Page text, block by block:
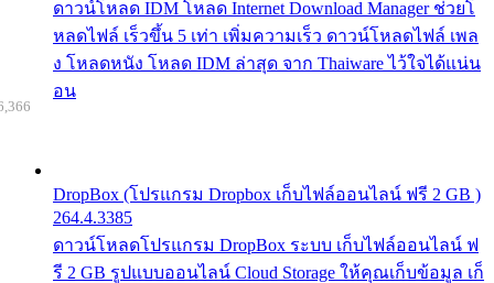
ดาวน์โหลด IDM โหลด Internet Download Manager ช่วยโ
หลดไฟล์ เร็วขึ้น 5 เท่า เพิ่มความเร็ว ดาวน์โหลดไฟล์ เพล
ง โหลดหนัง โหลด IDM ล่าสุด จาก Thaiware ไว้ใจได้แน่น
อน
DropBox (โปรแกรม Dropbox เก็บไฟล์ออนไลน์ ฟรี 2 GB )
264.4.3385
ดาวน์โหลดโปรแกรม DropBox ระบบ เก็บไฟล์ออนไลน์ ฟ
รี 2 GB รูปแบบออนไลน์ Cloud Storage ให้คุณเก็บข้อมูล เก็